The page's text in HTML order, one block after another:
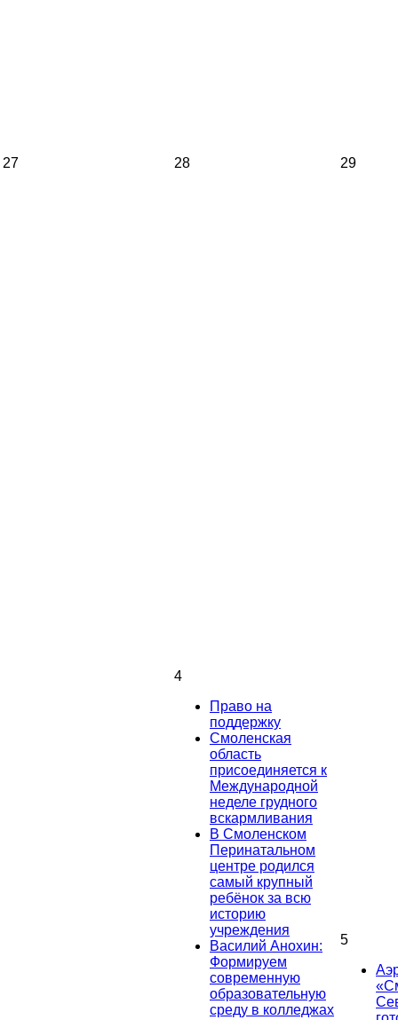
27 28 29
4
Право на
поддержку
Смоленская
область
присоединяется к
Международной
неделе грудного
вскармливания
В Смоленском
Перинатальном
центре родился
самый крупный
ребёнок за всю
историю
учреждения
Василий Анохин:
Формируем
современную
образовательную
среду в колледжах
5